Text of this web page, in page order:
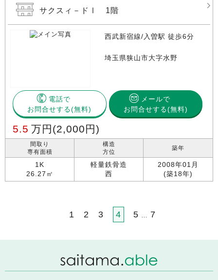
サクスィ－ドⅠ 1階
西武新宿線/入曽駅 徒歩6分
埼玉県狭山市大字水野
電話で
お問合せする
メールで
お問合せする(無料)
5.5 万円 (2,000円)
間取り
専有面積
1K
26.27㎡
構造
方位
軽量鉄骨造
西
築年
2008年01月
(築18年)
1 2 3 4 5 … 7